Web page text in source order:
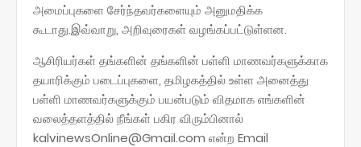
அமைப்புகளை சேர்ந்தவர்களையும் அனுமதிக்க
கூடாது.இவ்வாறு, அறிவுரைகள் வழங்கப்பட்டுள்ளன.
ஆசிரியர்கள் தங்களின் தங்களின் பள்ளி மாணவர்களுக்காக
தயாரிக்கும் படைப்புகளை, தமிழகத்தில் உள்ள அனைத்து
பள்ளி மாணவர்களுக்கும் பயன்படும் விதமாக எங்களின்
வலைத்தளத்தில் நீங்கள் பகிர விரும்பினால்
kalvinewsOnline@Gmail.com என்ற Email